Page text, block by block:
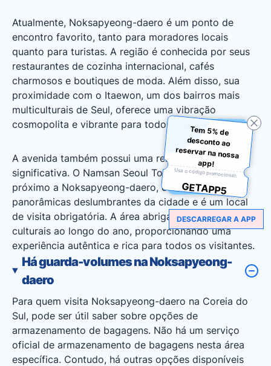
Atualmente, Noksapyeong-daero é um ponto de
encontro favorito, tanto para moradores locais
quanto para turistas. A região é conhecida por seus
restaurantes de cozinha internacional, cafés
charmosos e boutiques de moda. Além disso, sua
proximidade com o Itaewon, um dos bairros mais
multiculturais de Seul, oferece uma vibração
cosmopolita e vibrante para todos que a visitam.
A avenida também possui uma relevância cultural
significativa. O Namsan Seoul Tower, situado
próximo a Noksapyeong-daero, oferece vistas
panorâmicas deslumbrantes da cidade e é um local
de visita obrigatória. A área abriga diversos festivais
culturais ao longo do ano, proporcionando uma
experiência autêntica e rica para todos os visitantes.
Há guarda-volumes na Noksapyeong-
daero
Para quem visita Noksapyeong-daero na Coreia do
Sul, pode ser útil saber sobre opções de
armazenamento de bagagens. Não há um serviço
oficial de armazenamento de bagagens nesta área
específica. Contudo, há outras opções disponíveis
Tem 5% de
desconto ao
reservar na nossa
app!
Usa o código promocional:
GETAPP5
DESCARREGAR A APP